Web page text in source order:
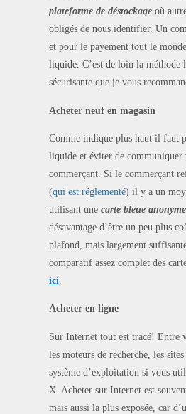
plateforme de déstockage où
obligés de nous identifier. Un
et pour le payement tout le
liquide. C’est de loin la méthode
sécurisante que je vous
Acheter neuf en magasin
Comme indique plus haut il faut
liquide et éviter de communiquer
commerçant. Si le commerçant
(qui est réglementé) il y a un
utilisant une carte bleue anonyme
désavantage d’être un peu plus
plafond, mais largement
comparatif assez complet des
ici
Acheter en ligne
Sur Internet tout est tracé! Entre
les moteurs de recherche, les
système d’exploitation si vous
X. Acheter sur Internet est
mais aussi la plus exposée, car